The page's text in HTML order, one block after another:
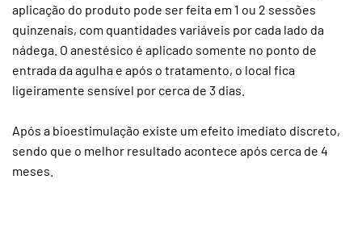
aplicação do produto pode ser feita em 1 ou 2 sessões
quinzenais, com quantidades variáveis por cada lado da
nádega. O anestésico é aplicado somente no ponto de
entrada da agulha e após o tratamento, o local fica
ligeiramente sensível por cerca de 3 dias.
Após a bioestimulação existe um efeito imediato discreto,
sendo que o melhor resultado acontece após cerca de 4
meses.